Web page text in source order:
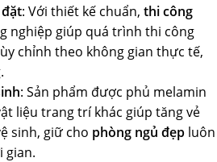
: Với thiết kế chuẩn, thi công
nghiệp giúp quá trình thi công
chỉnh theo không gian thực tế,
: Sản phẩm được phủ melamin
liệu trang trí khác giúp tăng vẻ
sinh, giữ cho phòng ngủ đẹp luôn
gian.